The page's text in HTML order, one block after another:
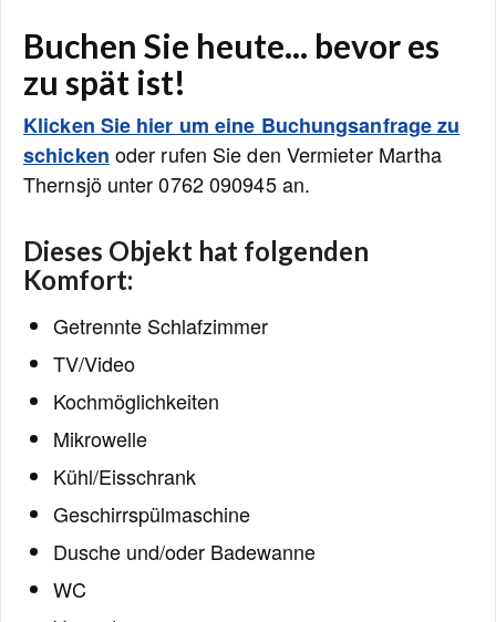
Buchen Sie heute... bevor es
zu spät ist!
Klicken Sie hier um eine Buchungsanfrage zu
schicken oder rufen Sie den Vermieter Martha
Thernsjö unter 0762 090945 an.
Dieses Objekt hat folgenden
Komfort:
Getrennte Schlafzimmer
TV/Video
Kochmöglichkeiten
Mikrowelle
Kühl/Eisschrank
Geschirrspülmaschine
Dusche und/oder Badewanne
WC